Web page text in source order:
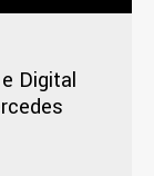
Digital